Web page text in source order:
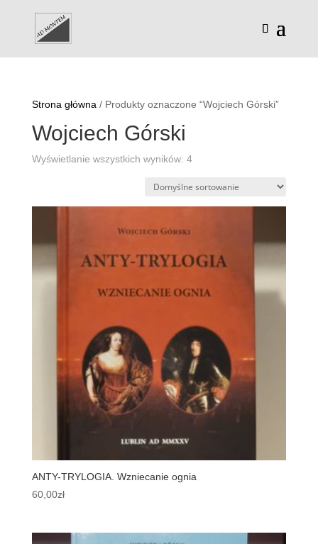
Strona główna / Produkty oznaczone “Wojciech Górski”
Wojciech Górski
Wyświetlanie wszystkich wyników: 4
ANTY-TRYLOGIA. Wzniecanie ognia
60,00zł